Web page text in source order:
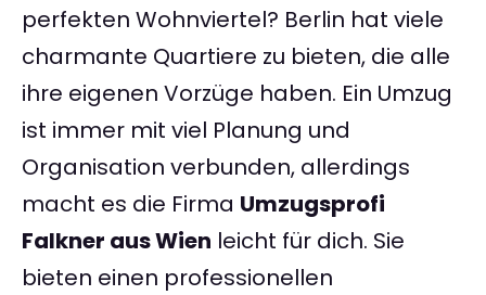
perfekten Wohnviertel? Berlin hat viele
charmante Quartiere zu bieten, die alle
ihre eigenen Vorzüge haben. Ein Umzug
ist immer mit viel Planung und
Organisation verbunden, allerdings
macht es die Firma Umzugsprofi
Falkner aus Wien leicht für dich. Sie
bieten einen professionellen